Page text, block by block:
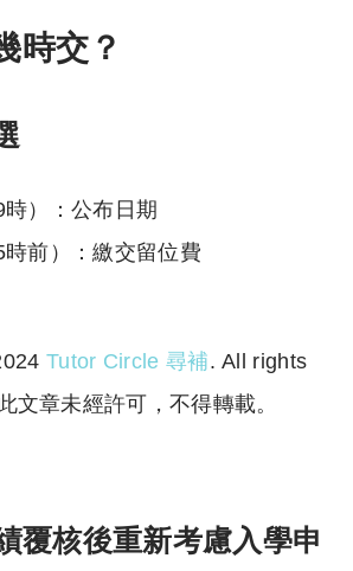
時交？
）：公布日期
前）：繳交留位費
Tutor Circle 尋補. All rights
文章未經許可，不得轉載。
覆核後重新考慮入學申